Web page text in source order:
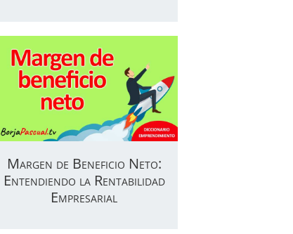
Margen de Beneficio Neto:
Entendiendo la Rentabilidad
Empresarial